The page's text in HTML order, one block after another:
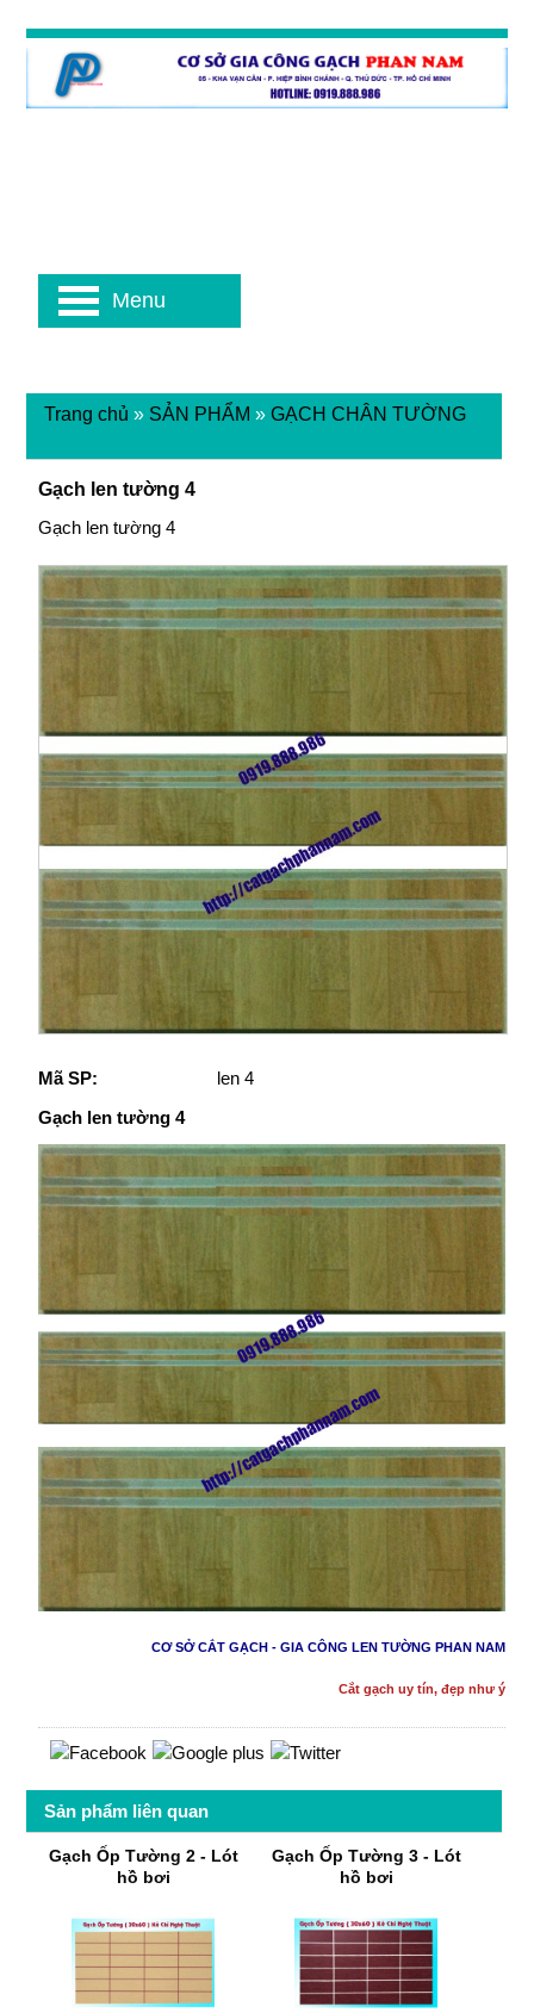
Gạch len tường 4
Gạch len tường 4
Mã SP:
len 4
Gạch len tường 4
CƠ SỞ CẮT GẠCH - GIA CÔNG LEN TƯỜNG PHAN NAM
Cắt gạch uy tín, đẹp như ý
Sản phẩm liên quan
Gạch Ốp Tường 2 - Lót
hồ bơi
Gạch Ốp Tường 3 - Lót
hồ bơi
Trang chủ » SẢN PHẨM » GẠCH CHÂN TƯỜNG
Menu